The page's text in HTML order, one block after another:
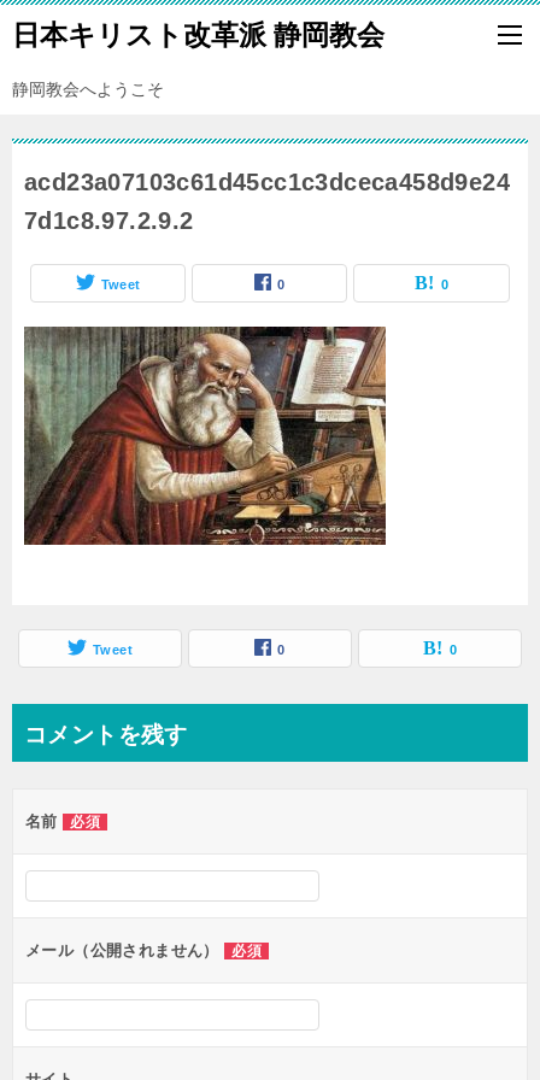
日本キリスト改革派 静岡教会
静岡教会へようこそ
acd23a07103c61d45cc1c3dceca458d9e24
7d1c8.97.2.9.2
Tweet 0 0
Tweet 0 0
コメントを残す
名前 必須
メール（公開されません） 必須